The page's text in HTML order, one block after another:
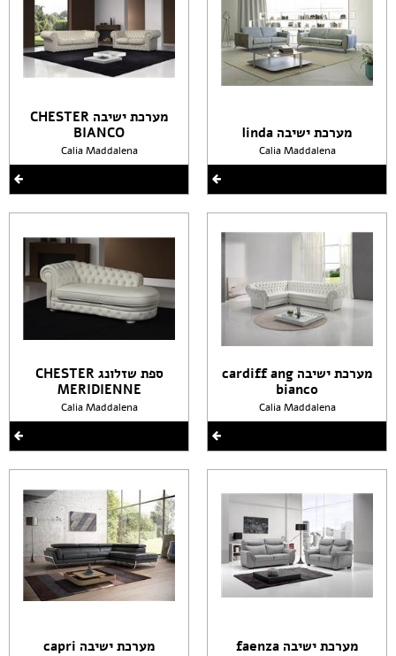
מערכת ישיבה linda
Calia Maddalena
מערכת ישיבה cardiff ang
bianco
Calia Maddalena
מערכת ישיבה faenza
מערכת ישיבה CHESTER
BIANCO
Calia Maddalena
ספת שזלונג CHESTER
MERIDIENNE
Calia Maddalena
מערכת ישיבה capri